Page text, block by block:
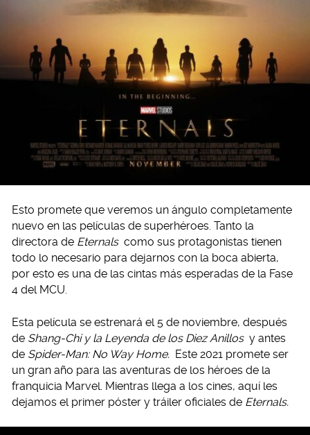
Esto promete que veremos un ángulo completamente
nuevo en las películas de superhéroes. Tanto la
directora de Eternals como sus protagonistas tienen
todo lo necesario para dejarnos con la boca abierta,
por esto es una de las cintas más esperadas de la Fase
4 del MCU.
Esta película se estrenará el 5 de noviembre, después
de Shang-Chi y la Leyenda de los Diez Anillos y antes
de Spider-Man: No Way Home. Este 2021 promete ser
un gran año para las aventuras de los héroes de la
franquicia Marvel. Mientras llega a los cines, aquí les
dejamos el primer póster y tráiler oficiales de Eternals.